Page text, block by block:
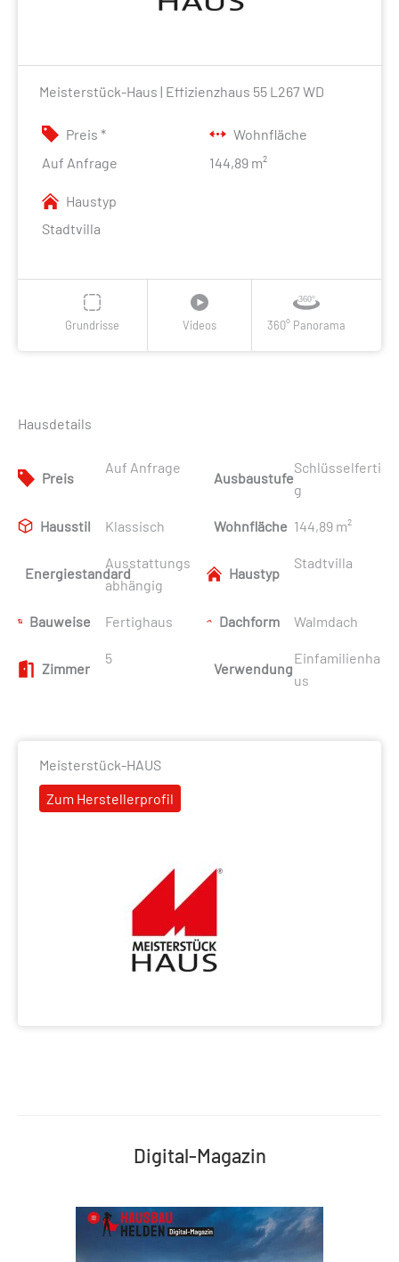
Meisterstück-Haus | Effizienzhaus 55 L267 WD
Preis *
Auf Anfrage
Wohnfläche
144,89 m²
Haustyp
Stadtvilla
Grundrisse Videos 360° Panorama
Hausdetails
Preis
Auf Anfrage
Ausbaustufe
Schlüsselferti
g
Hausstil Klassisch Wohnfläche 144,89 m²
Energiestandard
Ausstattungs
abhängig
Haustyp
Stadtvilla
Bauweise Fertighaus Dachform Walmdach
Zimmer
5
Verwendung
Einfamilienha
us
Meisterstück-HAUS
Zum Herstellerprofil
Digital-Magazin